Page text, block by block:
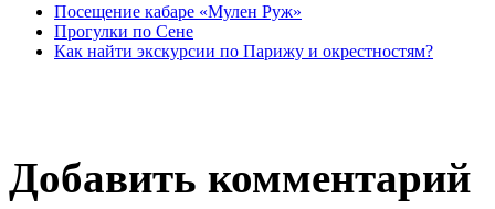
Посещение кабаре «Мулен Руж»
Прогулки по Сене
Как найти экскурсии по Парижу и окрестностям?
Добавить комментарий